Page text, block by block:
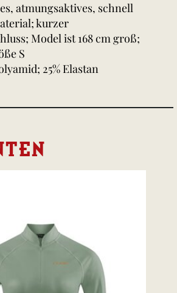
atmungsaktives, schnell
kurzer
Model ist 168 cm groß;
S
25% Elastan